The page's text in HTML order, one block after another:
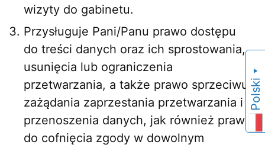
Polski
▼
wizyty do gabinetu.
Przysługuje Pani/Panu prawo dostępu
do treści danych oraz ich sprostowania,
usunięcia lub ograniczenia
przetwarzania, a także prawo sprzeciwu,
zażądania zaprzestania przetwarzania i
przenoszenia danych, jak również prawo
do cofnięcia zgody w dowolnym